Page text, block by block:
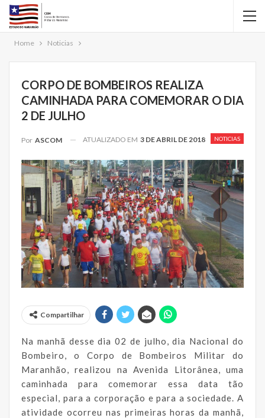
Home Noticias
CORPO DE BOMBEIROS REALIZA
CAMINHADA PARA COMEMORAR O DIA
2 DE JULHO
NOTICIAS
Por ASCOM ATUALIZADO EM 3 DE ABRIL DE 2018
Compartilhar
Na manhã desse dia 02 de julho, dia Nacional do
Bombeiro, o Corpo de Bombeiros Militar do
Maranhão, realizou na Avenida Litorânea, uma
caminhada para comemorar essa data tão
especial, para a corporação e para a sociedade. A
atividade ocorreu nas primeiras horas da manhã,